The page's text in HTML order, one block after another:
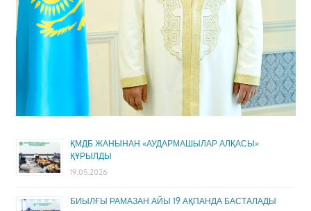
ҚМДБ ЖАНЫНАН «АУДАРМАШЫЛАР АЛҚАСЫ»
ҚҰРЫЛДЫ
19.05.2026
БИЫЛҒЫ РАМАЗАН АЙЫ 19 АҚПАНДА БАСТАЛАДЫ